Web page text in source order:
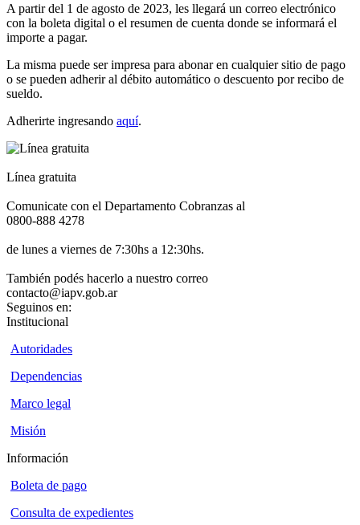
A partir del 1 de agosto de 2023, les llegará un correo electrónico
con la boleta digital o el resumen de cuenta donde se informará el
importe a pagar.
La misma puede ser impresa para abonar en cualquier sitio de pago
o se pueden adherir al débito automático o descuento por recibo de
sueldo.
Adherirte ingresando aquí.
Línea gratuita
Comunicate con el Departamento Cobranzas al
0800-888 4278
de lunes a viernes de 7:30hs a 12:30hs.
También podés hacerlo a nuestro correo
contacto@iapv.gob.ar
Seguinos en:
Institucional
Autoridades
Dependencias
Marco legal
Misión
Información
Boleta de pago
Consulta de expedientes